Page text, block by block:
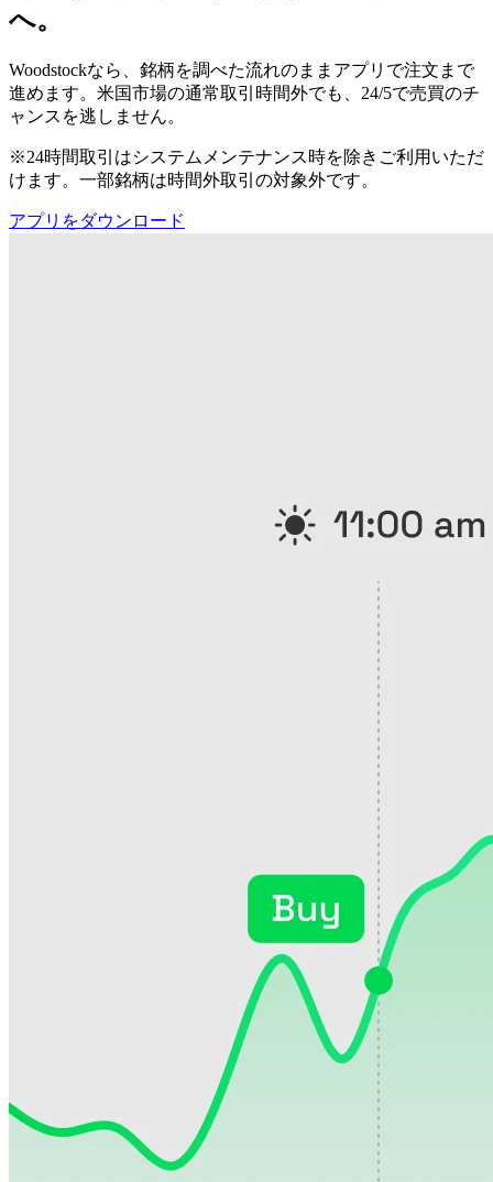
へ。
Woodstockなら、銘柄を調べた流れのままアプリで注文まで
進めます。米国市場の通常取引時間外でも、24/5で売買のチ
ャンスを逃しません。
※24時間取引はシステムメンテナンス時を除きご利用いただ
けます。一部銘柄は時間外取引の対象外です。
アプリをダウンロード